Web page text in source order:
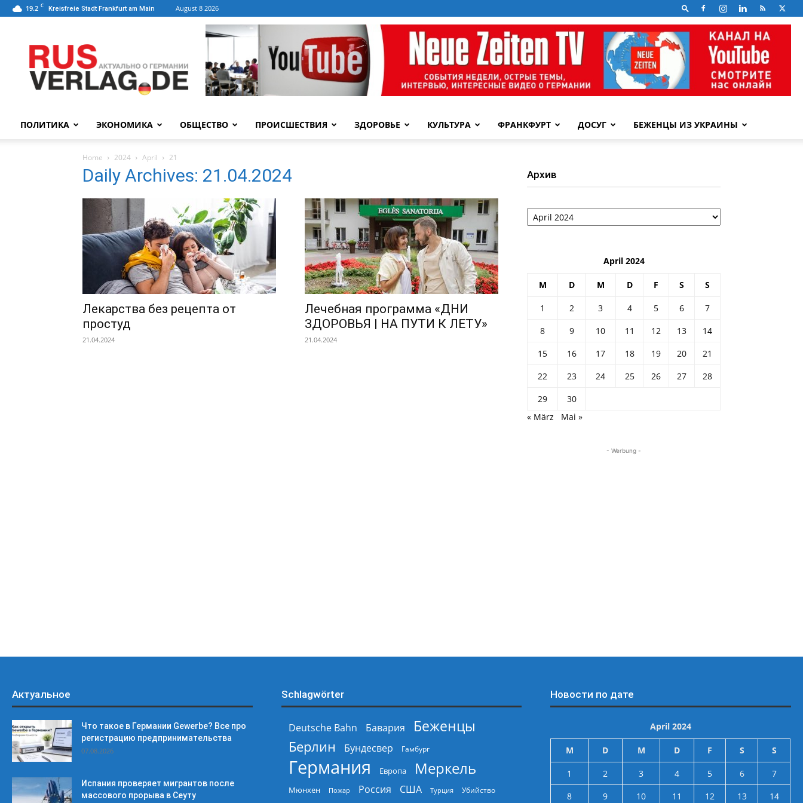
19.2 C Kreisfreie Stadt Frankfurt am Main August 8 2026
ПОЛИТИКА ЭКОНОМИКА ОБЩЕСТВО ПРОИСШЕСТВИЯ ЗДОРОВЬЕ КУЛЬТУРА ФРАНКФУРТ ДОСУГ БЕЖЕНЦЫ ИЗ УКРАИНЫ
Home 2024 April 21
Daily Archives: 21.04.2024
Лекарства без рецепта от
простуд
21.04.2024
Лечебная программа «ДНИ
ЗДОРОВЬЯ | НА ПУТИ К ЛЕТУ»
21.04.2024
Архив
Архив
April 2024
M D M D F S S
1 2 3 4 5 6
7
8
9 10 11 12 13
14
15
16 17 18 19 20
21
22
23 24 25 26 27
28
29
30
« März
Mai »
- Werbung -
Актуальное
Что такое в Германии Gewerbe? Все про
регистрацию предпринимательства
07.08.2026
Испания проверяет мигрантов после
массового прорыва в Сеуту
Schlagwörter
Deutsche Bahn Бавария
Беженцы
Берлин
Бундесвер Гамбург
Германия Европа Меркель
Мюнхен Пожар Россия США Турция Убийство
Новости по дате
April 2024
M D M D F S S
1 2 3 4 5 6
7
8
9 10 11 12 13 14